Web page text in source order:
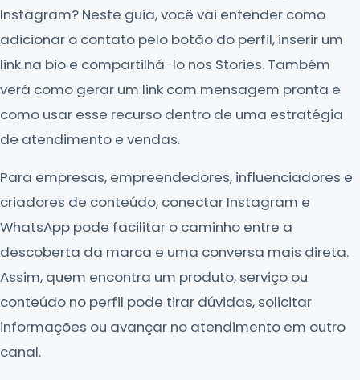
Instagram? Neste guia, você vai entender como
adicionar o contato pelo botão do perfil, inserir um
link na bio e compartilhá-lo nos Stories. Também
verá como gerar um link com mensagem pronta e
como usar esse recurso dentro de uma estratégia
de atendimento e vendas.
Para empresas, empreendedores, influenciadores e
criadores de conteúdo, conectar Instagram e
WhatsApp pode facilitar o caminho entre a
descoberta da marca e uma conversa mais direta.
Assim, quem encontra um produto, serviço ou
conteúdo no perfil pode tirar dúvidas, solicitar
informações ou avançar no atendimento em outro
canal.